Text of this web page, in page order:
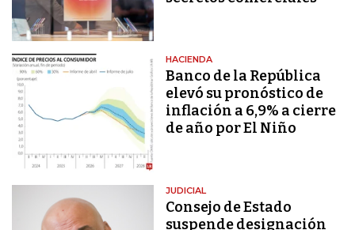
HACIENDA
Banco de la República
elevó su pronóstico de
inflación a 6,9% a cierre
de año por El Niño
JUDICIAL
Consejo de Estado
suspende designación